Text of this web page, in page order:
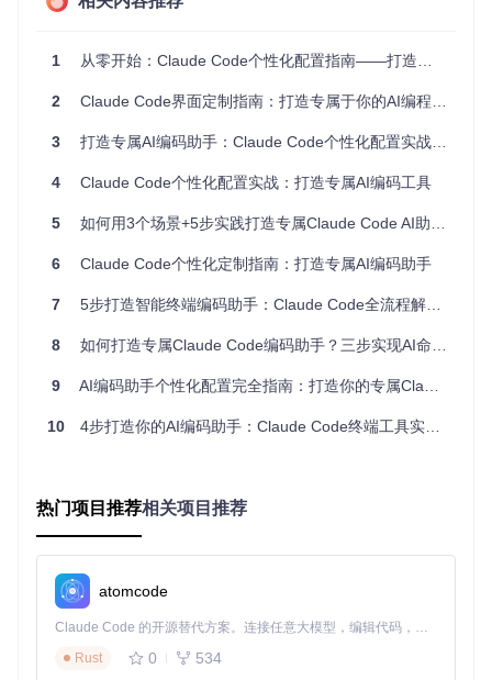
插件系统主要由三个部分组成：
命令（Commands）：扩展的功能指令
配置文件（Config Files）：个性化设置存储
1.2 钩子机制：交通信号灯系统的类比
钩子机制是Claude Code个性化定制的核心，它就像城市交通
持的主要事件类型包括：
PreToolUse钩子（工具调用前的拦截器）：在工具执行前
PostToolUse钩子（工具调用后的处理器）：在工具执行
PreGitCommand钩子（Git操作前的检查点）：Git命令执
行前触发，可用于工作流验证
言命令后，系统会通过钩子机制处理并执行相应操作。
配置文件是Claude Code个性化设置的"数据库"，存储了所有
自定义规则和行为。主要配置文件包括：
settings.json：核心功能开关和参数设置
hooks.json
：钩子事件的配置定义
rules/目录
二、场景应用：个性化配置解决实际问题
1 从零开始：Claude Code个性化配置指南——打造你的专属AI编码助手
2 Claude Code界面定制指南：打造专属于你的AI编程终端
3 打造专属AI编码助手：Claude Code个性化配置实战指南
4 Claude Code个性化配置实战：打造专属AI编码工具
5 如何用3个场景+5步实践打造专属Claude Code AI助手？
6 Claude Code个性化定制指南：打造专属AI编码助手
7 5步打造智能终端编码助手：Claude Code全流程解决方案
8 如何打造专属Claude Code编码助手？三步实现AI命令自动优化
9 AI编码助手个性化配置完全指南：打造你的专属Claude Code工作流
10 4步打造你的AI编码助手：Claude Code终端工具实战指南
热门项目推荐相关项目推荐
atomcode
Claude Code 的开源替代方案。连接任意大模型，编辑代码，运行命令，自动验证 — 全自动执行。用 Rust 构建，极致性能。 ｜ An open-source alternative to Claude Code. Connect any LLM, edit code, run commands, and verify changes — autonomously. Built in Rust for speed. Get Started
Rust
0 534